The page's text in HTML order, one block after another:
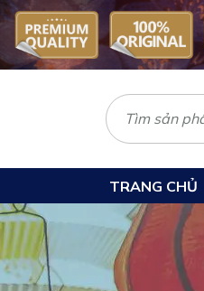
TRANG CHỦ